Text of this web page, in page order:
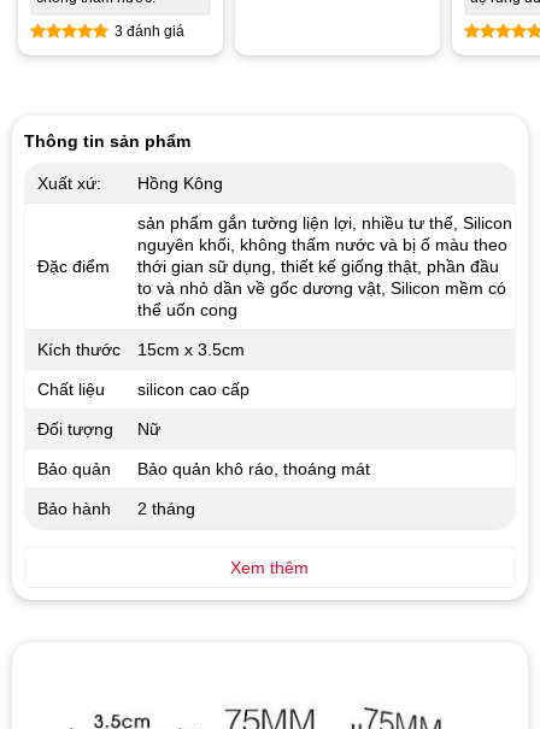
Được xếp
3 đánh giá
5 sao
Được
Thông tin sản phẩm
Xuất xứ: Hồng Kông
Đặc điểm
sản phẩm gắn tường liện lợi, nhiều tư thế, Silicon
nguyên khối, không thấm nước và bị ố màu theo
thới gian sữ dụng, thiết kế giống thật, phần đầu
to và nhỏ dần về gốc dương vật, Silicon mềm có
thể uốn cong
Kích thước 15cm x 3.5cm
Chất liệu silicon cao cấp
Đối tượng Nữ
Bảo quản Bảo quản khô ráo, thoáng mát
Bảo hành 2 tháng
Xem thêm